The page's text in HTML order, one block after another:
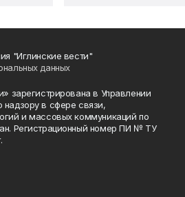
"Иглинские вести"
данных
зарегистрирована в Управлении
в сфере связи,
и массовых коммуникаций по
Регистрационный номер ПИ № ТУ